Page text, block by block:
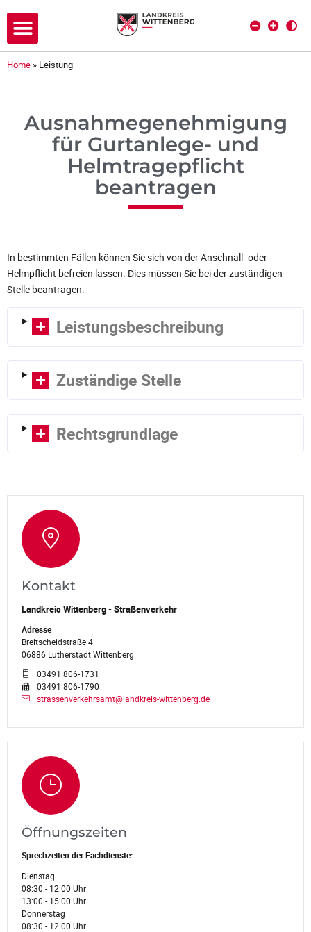
Home » Leistung
Ausnahmegenehmigung
für Gurtanlege- und
Helmtragepflicht
beantragen
In bestimmten Fällen können Sie sich von der Anschnall- oder
Helmpflicht befreien lassen. Dies müssen Sie bei der zuständigen
Stelle beantragen.
Leistungsbeschreibung
Zuständige Stelle
Rechtsgrundlage
Kontakt
Landkreis Wittenberg - Straßenverkehr
Adresse
Breitscheidstraße 4
06886 Lutherstadt Wittenberg
03491 806-1731
03491 806-1790
strassenverkehrsamt@landkreis-wittenberg.de
Öffnungszeiten
Sprechzeiten der Fachdienste:
Dienstag
08:30 - 12:00 Uhr
13:00 - 15:00 Uhr
Donnerstag
08:30 - 12:00 Uhr